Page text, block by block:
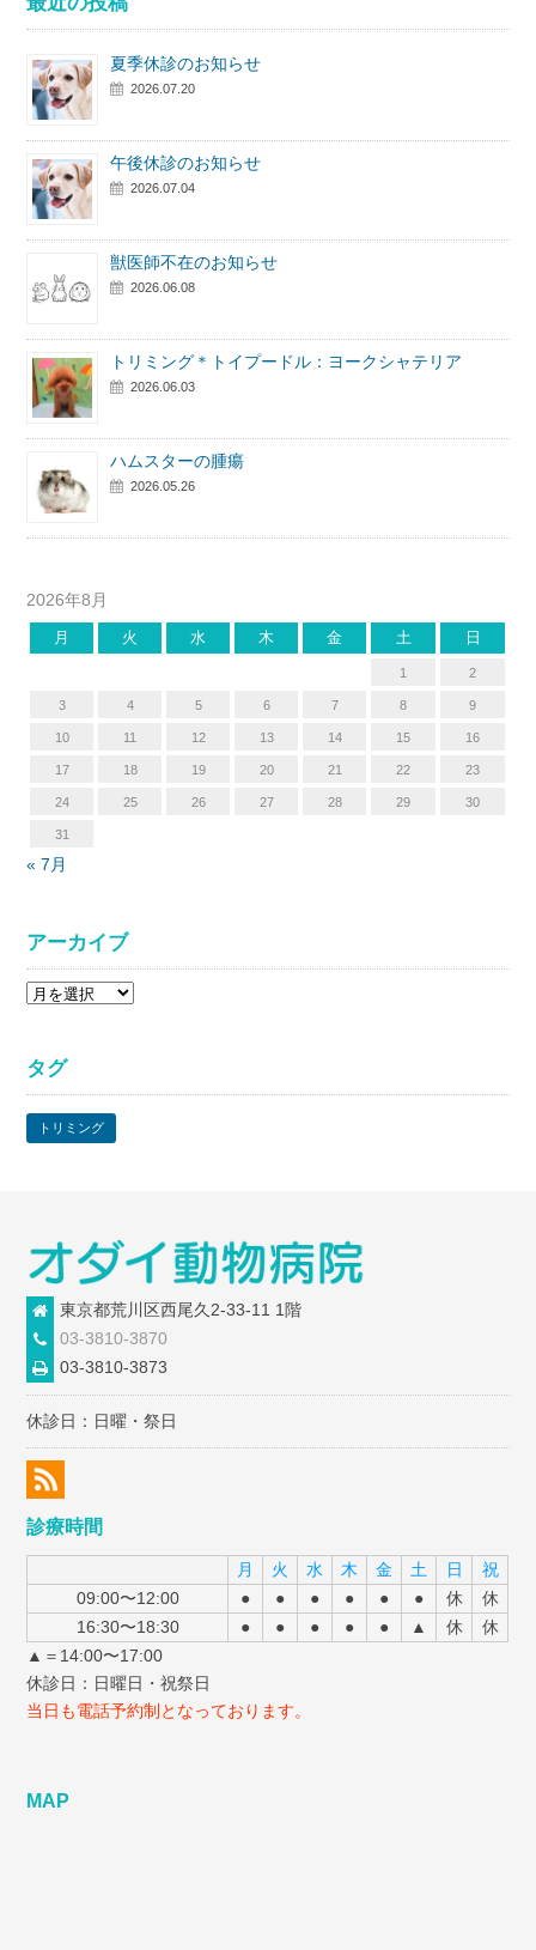
夏季休診のお知らせ
2026.07.20
午後休診のお知らせ
2026.07.04
獣医師不在のお知らせ
2026.06.08
トリミング＊トイプードル：ヨークシャテリア
2026.06.03
ハムスターの腫瘍
2026.05.26
2026年8月
月 火 水 木 金 土 日
1 2
3 4 5 6 7 8 9
10 11 12 13 14 15 16
17 18 19 20 21 22 23
24 25 26 27 28 29 30
31
« 7月
アーカイブ
ア
イ
タグ
トリミング
東京都荒川区西尾久2-33-11 1階
03-3810-3870
03-3810-3873
休診日：日曜・祭日
診療時間
月 火 水 木 金 土 日
祝
09:00〜12:00
● ● ● ● ● ● 休
休
16:30〜18:30
● ● ● ● ● ▲ 休
休
▲＝14:00〜17:00
休診日：日曜日・祝祭日
当日も電話予約制となっております。
MAP